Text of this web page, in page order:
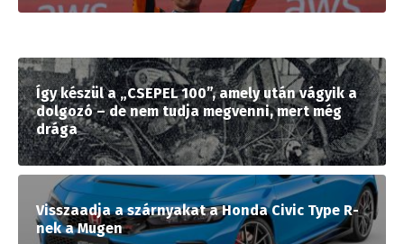
Így készül a „CSEPEL 100”, amely után vágyik a
dolgozó – de nem tudja megvenni, mert még
drága
Visszaadja a szárnyakat a Honda Civic Type R-
nek a Mugen